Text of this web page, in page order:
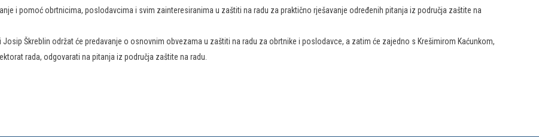
i pomoć obrtnicima, poslodavcima i svim zainteresiranima u zaštiti na radu za praktično rješavanje određenih pitanja iz područja zaštite na
Škreblin održat će predavanje o osnovnim obvezama u zaštiti na radu za obrtnike i poslodavce, a zatim će zajedno s Krešimirom Kaćunkom,
rada, odgovarati na pitanja iz područja zaštite na radu.